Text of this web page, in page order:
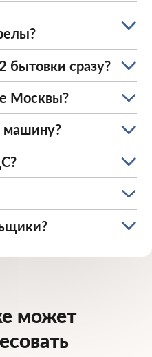
бытовки сразу?
Москвы?
машину?
может